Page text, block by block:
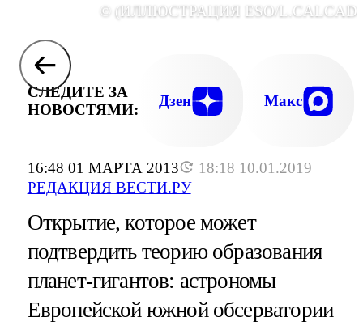
16:48 01 МАРТА 2013
18:18 10.01.2019
РЕДАКЦИЯ ВЕСТИ.РУ
© (ИЛЛЮСТРАЦИЯ ESO/
СЛЕДИТЕ ЗА
НОВОСТЯМИ:
Дзен Макс
Открытие, которое может
подтвердить теорию образования
планет-гигантов: астрономы
Европейской южной обсерватории